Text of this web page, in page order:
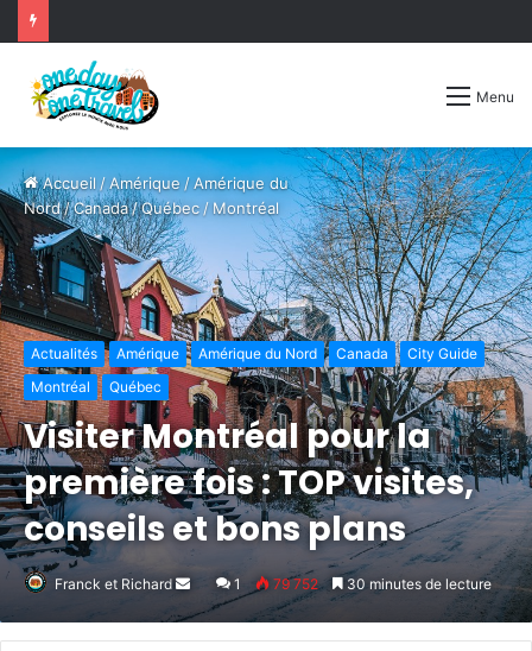
Menu
Accueil /Amérique /Amérique du
Nord/Canada/Québec /Montréal
Actualités Amérique Amérique du Nord Canada
City Guide
Montréal
Québec
Visiter Montréal pour la
première fois : TOP visites,
conseils et bons plans
Franck et Richard
Envoyer
un
courriel
1 79 752 30 minutes de lecture